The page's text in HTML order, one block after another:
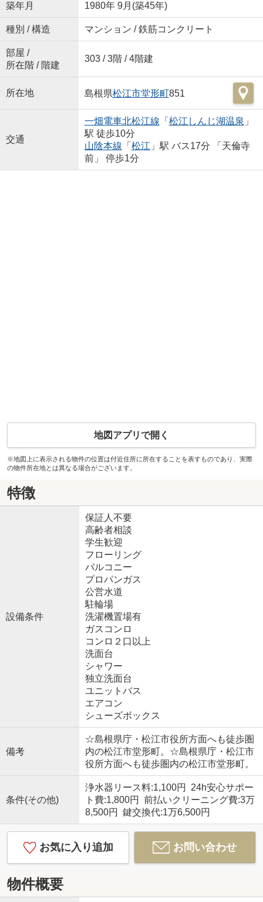
築年月 1980年 9月(築45年)
種別 / 構造 マンション / 鉄筋コンクリート
部屋 /
所在階 / 階建
303 / 3階 / 4階建
所在地 島根県松江市堂形町851
交通
一畑電車北松江線 「 松江しんじ湖温泉 」
駅 徒歩10分
山陰本線 「 松江 」駅 バス17分 「天倫寺
前」 停歩1分
地図アプリで開く
※地図上に表示される物件の位置は付近住所に所在することを表すものであり、実際
の物件所在地とは異なる場合がございます。
特徴
設備条件
保証人不要
高齢者相談
学生歓迎
フローリング
バルコニー
プロパンガス
公営水道
駐輪場
洗濯機置場有
ガスコンロ
コンロ２口以上
洗面台
シャワー
独立洗面台
ユニットバス
エアコン
シューズボックス
備考
☆島根県庁・松江市役所方面へも徒歩圏
内の松江市堂形町。☆島根県庁・松江市
役所方面へも徒歩圏内の松江市堂形町。
条件(その他)
浄水器リース料:1,100円 24h安心サポー
ト費:1,800円 前払いクリーニング費:3万
8,500円 鍵交換代:1万6,500円
お気に入り追加 お問い合わせ
物件概要